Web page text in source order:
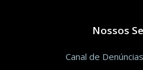
Nossos
Canal de